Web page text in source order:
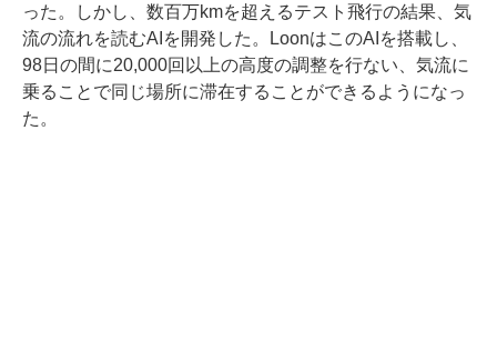
った。しかし、数百万kmを超えるテスト飛行の結果、気
流の流れを読むAIを開発した。LoonはこのAIを搭載し、
98日の間に20,000回以上の高度の調整を行ない、気流に
乗ることで同じ場所に滞在することができるようになっ
た。